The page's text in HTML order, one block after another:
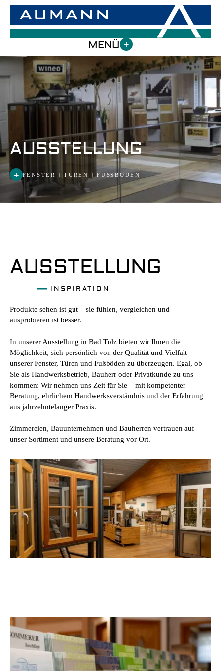
MENÜ +
AUSSTELLUNG
+ FENSTER | TÜREN | FUSSBÖDEN
AUSSTELLUNG
INSPIRATION
Produkte sehen ist gut – sie fühlen, vergleichen und
ausprobieren ist besser.
In unserer Ausstellung in Bad Tölz bieten wir Ihnen die
Möglichkeit, sich persönlich von der Qualität und Vielfalt
unserer Fenster, Türen und Fußböden zu überzeugen. Egal, ob
Sie als Handwerksbetrieb, Bauherr oder Privatkunde zu uns
kommen: Wir nehmen uns Zeit für Sie – mit kompetenter
Beratung, ehrlichem Handwerksverständnis und der Erfahrung
aus jahrzehntelanger Praxis.
Zimmereien, Bauunternehmen und Bauherren vertrauen auf
unser Sortiment und unsere Beratung vor Ort.